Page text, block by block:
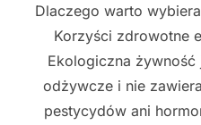
Dlaczego warto
Korzyści zdrowotne
Ekologiczna żywność
odżywcze i nie
pestycydów ani